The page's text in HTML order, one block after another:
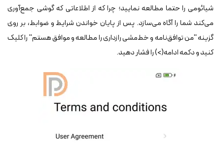
شیائومی را حتما مطالعه نمایید؛ چرا که از اطلاعاتی که گوشی جمع‌آوری
می‌کند شما را آگاه می‌سازد. پس از پایان خواندن شرایط و ضوابط، بر روی
گزینه "من توافق‌نامه و خط‌مشی رازداری را مطالعه و موافق هستم" را کلیک
کنید و دکمه ادامه(>) را فشار دهید.